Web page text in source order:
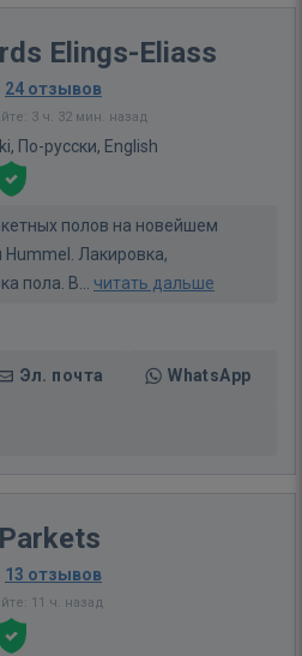
Elings-Eliass
24 отзывов
3 ч. 32 мин. назад
По-русски, English
полов на новейшем
Лакировка,
пола. В... читать дальше
Эл. почта WhatsApp
13 отзывов
11 ч. назад